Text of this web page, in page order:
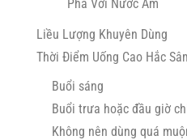
Pha Với Nước Ấm
Liều Lượng Khuyên Dùng
Thời Điểm Uống Cao Hắc
Buổi sáng
Buổi trưa hoặc đầu giờ
Không nên dùng quá